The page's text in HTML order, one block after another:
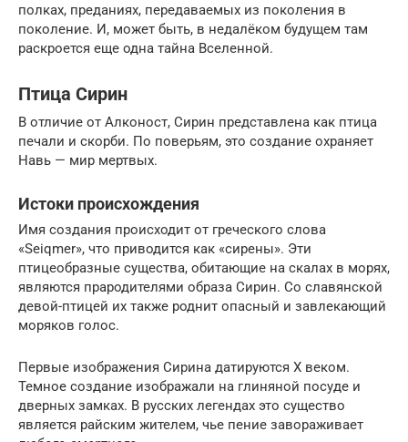
полках, преданиях, передаваемых из поколения в
поколение. И, может быть, в недалёком будущем там
раскроется еще одна тайна Вселенной.
Птица Сирин
В отличие от Алконост, Сирин представлена как птица
печали и скорби. По поверьям, это создание охраняет
Навь — мир мертвых.
Истоки происхождения
Имя создания происходит от греческого слова
«Seiqmer», что приводится как «сирены». Эти
птицеобразные существа, обитающие на скалах в морях,
являются прародителями образа Сирин. Со славянской
девой-птицей их также роднит опасный и завлекающий
моряков голос.
Первые изображения Сирина датируются Х веком.
Темное создание изображали на глиняной посуде и
дверных замках. В русских легендах это существо
является райским жителем, чье пение завораживает